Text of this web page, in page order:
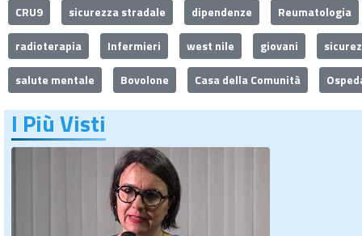
CRU9
sicurezza stradale dipendenze
Reumatologia
radioterapia
Infermieri west nile giovani
salute mentale
Bovolone Casa della Comunità
I Più Visti